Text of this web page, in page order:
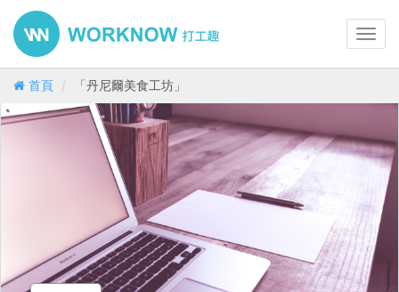
首頁 「丹尼爾美食工坊」